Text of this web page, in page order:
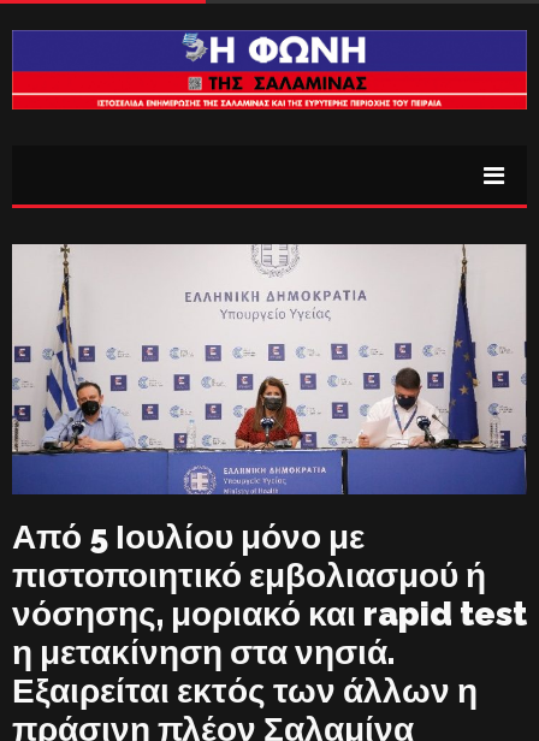
Από 5 Ιουλίου μόνο με
πιστοποιητικό εμβολιασμού ή
νόσησης, μοριακό και rapid test
η μετακίνηση στα νησιά.
Εξαιρείται εκτός των άλλων η
πράσινη πλέον Σαλαμίνα